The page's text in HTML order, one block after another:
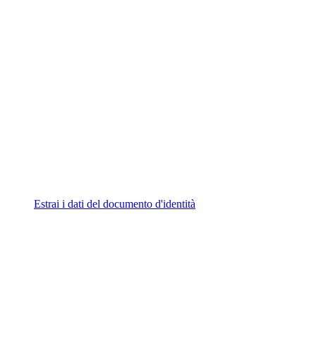
Estrai i dati del documento d'identità